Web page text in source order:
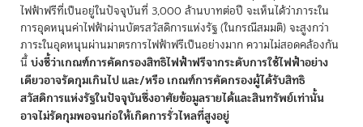
ไฟฟ้าฟรีที่เป็นอยู่ในปัจจุบันที่ 3,000 ล้านบาทต่อปี จะเห็นได้ว่าภาระใน
การอุดหนุนค่าไฟฟ้าผ่านบัตรสวัสดิการแห่งรัฐ (ในกรณีสมมติ) จะสูงกว่า
ภาระในอุดหนุนผ่านมาตรการไฟฟ้าฟรีเป็นอย่างมาก ความไม่สอดคล้องกัน
นี้ บ่งชี้ว่าเกณฑ์การคัดกรองสิทธิไฟฟ้าฟรีจากระดับการใช้ไฟฟ้าอย่าง
เดียวอาจรัดกุมเกินไป และ/หรือ เกณฑ์การคัดกรองผู้ได้รับสิทธิ
สวัสดิการแห่งรัฐในปัจจุบันซึ่งอาศัยข้อมูลรายได้และสินทรัพย์เท่านั้น
อาจไม่รัดกุมพอจนก่อให้เกิดการรั่วไหลที่สูงอยู่